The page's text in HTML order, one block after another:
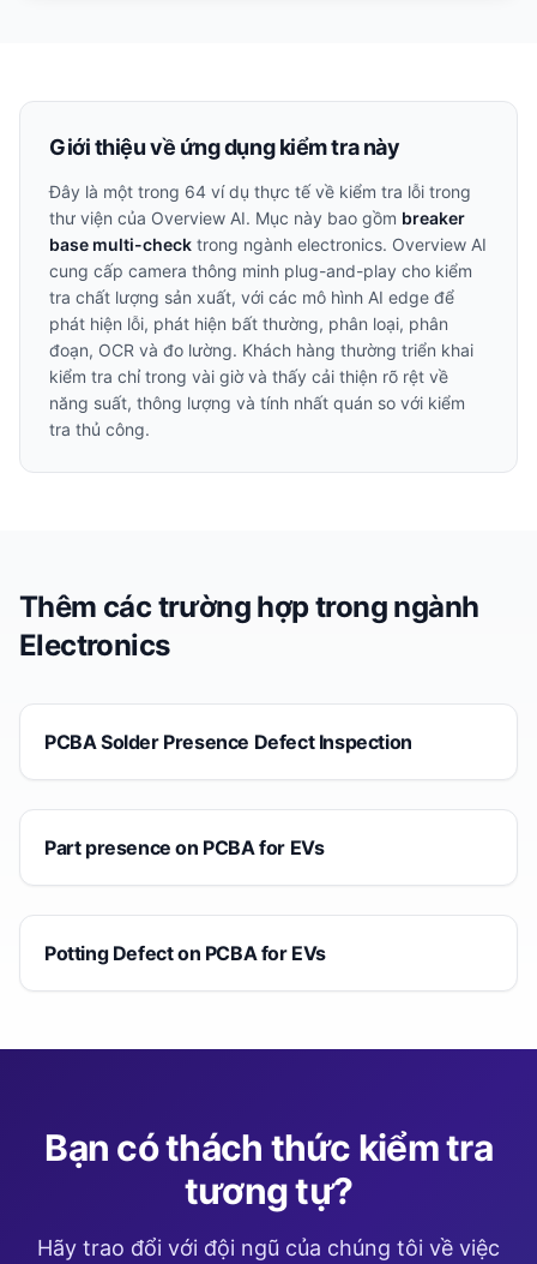
Giới thiệu về ứng dụng kiểm tra này
Đây là một trong 64 ví dụ thực tế về kiểm tra lỗi trong
thư viện của Overview AI. Mục này bao gồm breaker
base multi-check trong ngành electronics. Overview AI
cung cấp camera thông minh plug-and-play cho kiểm
tra chất lượng sản xuất, với các mô hình AI edge để
phát hiện lỗi, phát hiện bất thường, phân loại, phân
đoạn, OCR và đo lường. Khách hàng thường triển khai
kiểm tra chỉ trong vài giờ và thấy cải thiện rõ rệt về
năng suất, thông lượng và tính nhất quán so với kiểm
tra thủ công.
Thêm các trường hợp trong ngành
Electronics
PCBA Solder Presence Defect Inspection
Part presence on PCBA for EVs
Potting Defect on PCBA for EVs
Bạn có thách thức kiểm tra
tương tự?
Hãy trao đổi với đội ngũ của chúng tôi về việc